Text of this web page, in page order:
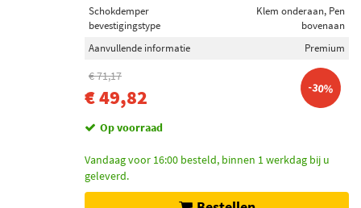
Schokdemper
bevestigingstype
Klem onderaan, Pen
bovenaan
Aanvullende informatie
Premium
€ 71,17
€ 49,82 -30%
Op voorraad
Vandaag voor 16:00 besteld, binnen 1 werkdag bij u
geleverd.